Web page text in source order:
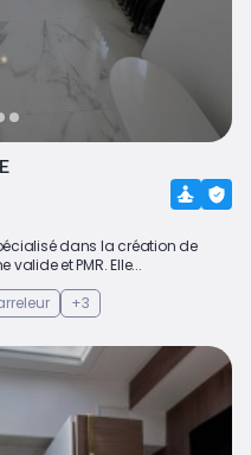
spécialisé dans la création de
et PMR. Elle...
+3